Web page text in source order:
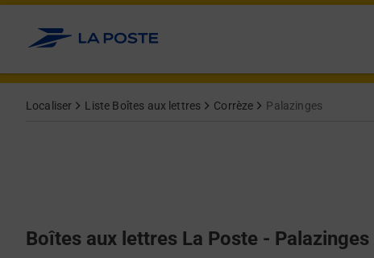
Allez au contenu
Localiser Liste Boîtes aux lettres Corrèze Palazinges
Boîtes aux lettres La Poste -